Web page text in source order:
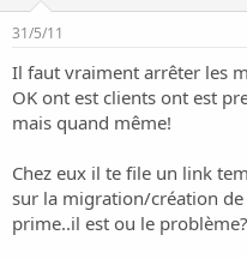
31/5/11
Il faut vraiment arrêter les
OK ont est clients ont est
mais quand même!
Chez eux il te file un link
sur la migration/création de
prime..il est ou le problème?